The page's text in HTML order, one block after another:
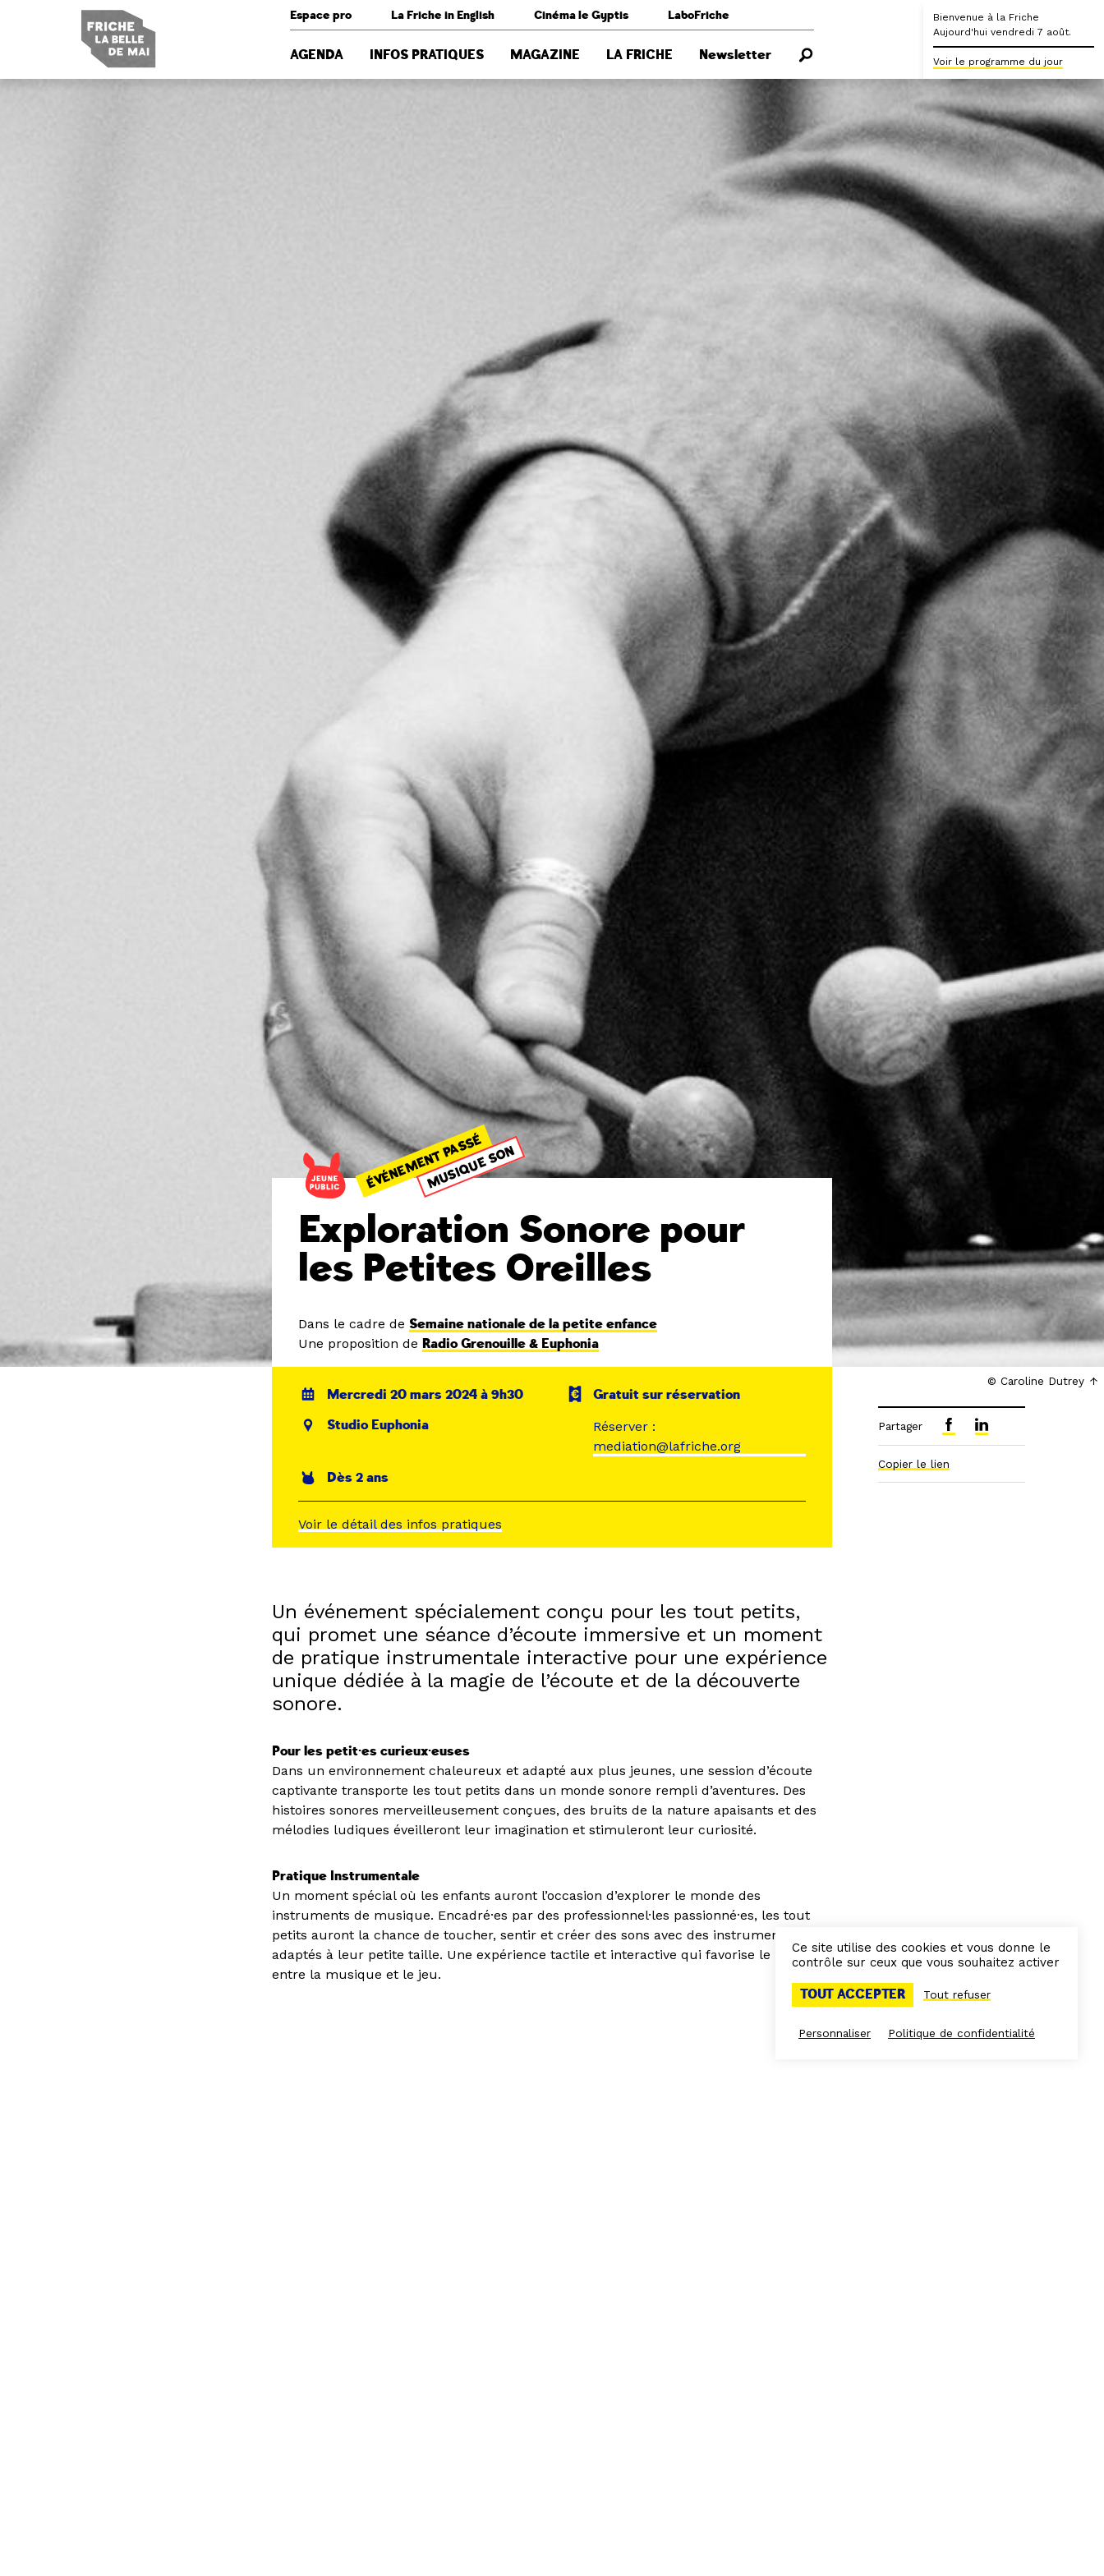
Espace pro La Friche in English Cinéma le Gyptis LaboFriche
AGENDA INFOS PRATIQUES MAGAZINE LA FRICHE Newsletter
Bienvenue à la Friche
Aujourd'hui vendredi 7 août.
Voir le programme du jour
© Caroline Dutrey
ÉVÉNEMENT PASSÉ
MUSIQUE SON
Exploration Sonore pour
les Petites Oreilles
Dans le cadre de Semaine nationale de la petite enfance
Une proposition deRadio Grenouille & Euphonia
Mercredi 20 mars 2024 à 9h30
Gratuit sur réservation
Studio Euphonia
Réserver :
mediation@lafriche.org
Dès 2 ans
Voir le détail des infos pratiques
Un événement spécialement conçu pour les tout petits,
qui promet une séance d’écoute immersive et un moment
de pratique instrumentale interactive pour une expérience
unique dédiée à la magie de l’écoute et de la découverte
sonore.
Pour les petit·es curieux·euses
Dans un environnement chaleureux et adapté aux plus jeunes, une session d’écoute
captivante transporte les tout petits dans un monde sonore rempli d’aventures. Des
histoires sonores merveilleusement conçues, des bruits de la nature apaisants et des
mélodies ludiques éveilleront leur imagination et stimuleront leur curiosité.
Pratique Instrumentale
Un moment spécial où les enfants auront l’occasion d’explorer le monde des
instruments de musique. Encadré·es par des professionnel·les passionné·es, les tout
petits auront la chance de toucher, sentir et créer des sons avec des instruments
adaptés à leur petite taille. Une expérience tactile et interactive qui favorise le lien
entre la musique et le jeu.
Partager
Copier le lien
Panneau de gestion des cookies
Ce site utilise des cookies et vous donne le
contrôle sur ceux que vous souhaitez activer
TOUT ACCEPTER Tout refuser
Personnaliser Politique de confidentialité